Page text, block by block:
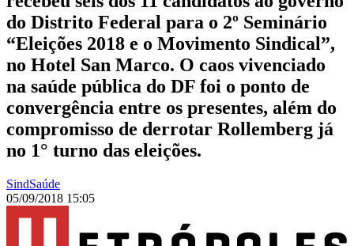
do Distrito Federal para o 2º Seminário
“Eleições 2018 e o Movimento Sindical”,
no Hotel San Marco. O caos vivenciado
na saúde pública do DF foi o ponto de
convergência entre os presentes, além do
compromisso de derrotar Rollemberg já
no 1° turno das eleições.
SindSaúde
05/09/2018 15:05